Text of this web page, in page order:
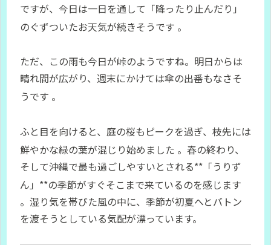
ですが、今日は一日を通して「降ったり止んだり」
のぐずついたお天気が続きそうです 。
ただ、この雨も今日が峠のようですね。明日からは
晴れ間が広がり、週末にかけては傘の出番もなさそ
うです 。
ふと目を向けると、庭の桜もピークを過ぎ、枝先には
鮮やかな緑の葉が混じり始めました 。春の終わり、
そして沖縄で最も過ごしやすいとされる**「うりず
ん」**の季節がすぐそこまで来ているのを感じます
。湿り気を帯びた風の中に、季節が初夏へとバトン
を渡そうとしている気配が漂っています。